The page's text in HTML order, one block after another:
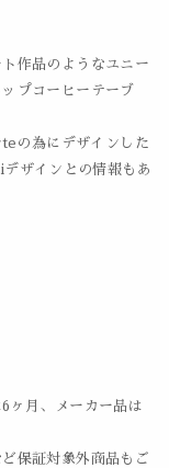
作品のようなユニー
プコーヒーテーブ
の為にデザインした
ザインとの情報もあ
ヶ月、メーカー品は
保証対象外商品もご